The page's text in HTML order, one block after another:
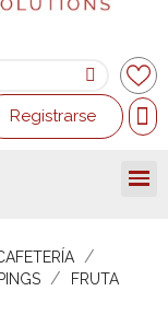
Registrarse
FRUTA